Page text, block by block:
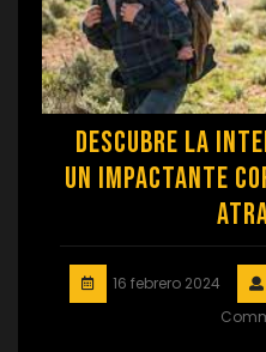
Descubre la
Un Impactante
16 febrero 2024